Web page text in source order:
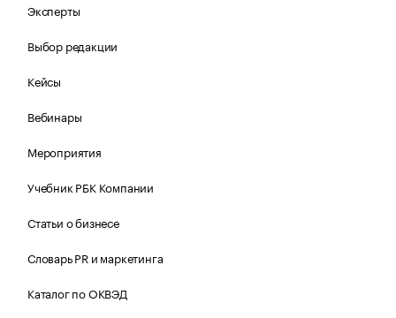
Эксперты
Выбор редакции
Кейсы
Вебинары
Мероприятия
Учебник РБК Компании
Статьи о бизнесе
Словарь PR и маркетинга
Каталог по ОКВЭД